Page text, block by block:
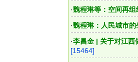
·魏程琳等：空间再
·魏程琳：人民城市的
·李昌金 | 关于对江西
[15464]